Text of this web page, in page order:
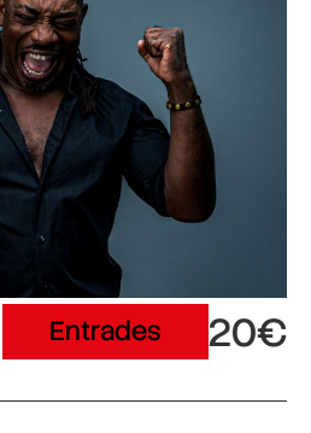
Entrades 20€